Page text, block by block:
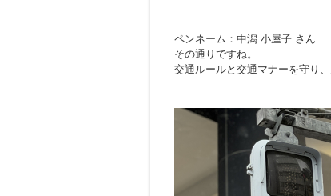
ペンネーム：中潟 小屋子 さん
その通りですね。
交通ルールと交通マナーを守り、